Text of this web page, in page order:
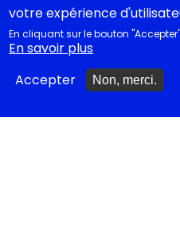
votre expérience
En cliquant sur le bouton
En savoir plus
Accepter
Non, merci.